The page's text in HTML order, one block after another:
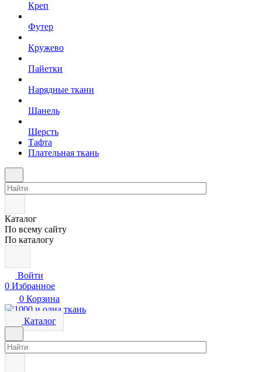
Креп
Футер
Кружево
Пайетки
Нарядные ткани
Шанель
Шерсть
Тафта
Плательная ткань
Каталог
По всему сайту
По каталогу
Войти
0 Избранное
0 Корзина
Каталог